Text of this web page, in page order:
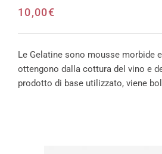
10,00€
Le Gelatine sono mousse morbide
ottengono dalla cottura del vino e
prodotto di base utilizzato, viene